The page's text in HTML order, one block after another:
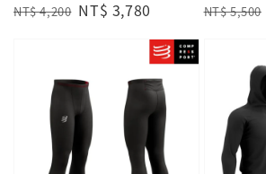
Regular
NT$ 4,200 Sale
NT$ 3,780
Regular
NT$ 5,500